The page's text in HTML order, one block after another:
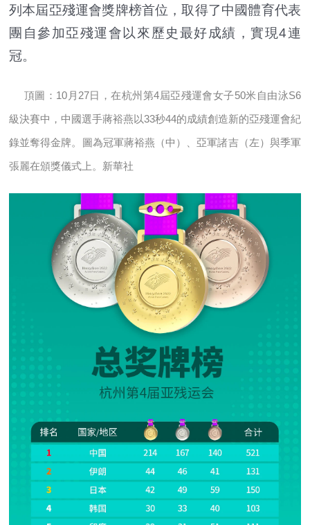
列本屆亞殘運會獎牌榜首位，取得了中國體育代表
團自參加亞殘運會以來歷史最好成績，實現4連
冠。
頂圖：10月27日，在杭州第4屆亞殘運會女子50米自由泳S6
級決賽中，中國選手蔣裕燕以33秒44的成績創造新的亞殘運會紀
錄並奪得金牌。圖為冠軍蔣裕燕（中）、亞軍諸吉（左）與季軍
張麗在頒獎儀式上。新華社